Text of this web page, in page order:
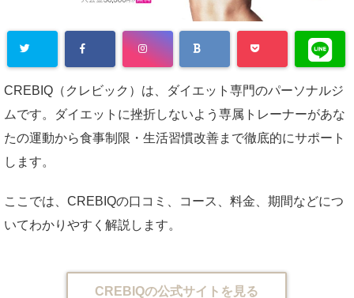
CREBIQ（クレビック）は、ダイエット専門のパーソナルジ
ムです。ダイエットに挫折しないよう専属トレーナーがあな
たの運動から食事制限・生活習慣改善まで徹底的にサポート
します。
ここでは、CREBIQの口コミ、コース、料金、期間などにつ
いてわかりやすく解説します。
CREBIQの公式サイトを見る